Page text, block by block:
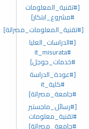
[#تقنية_المعلومات
#مشروع_ابتكار]
[#تقنية_المعلومات_مصراتة]
[#الدراسات_العليا
#it_misurata
#خدمات_جوجل]
[#عودة_الدراسة
#كلية_it
#جامعة_مصراتة]
[#رسائل_ماجستير
#تقنية_معلومات
#جامعة_مصراتة]